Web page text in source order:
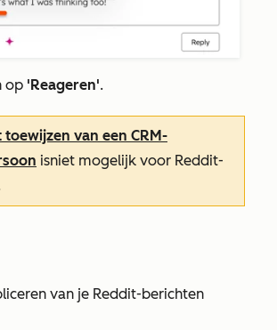
op 'Reageren'.
toewijzen van een CRM-
isniet mogelijk voor Reddit-
van je Reddit-berichten